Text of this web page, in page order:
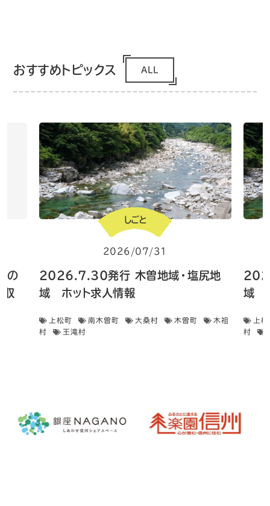
おすすめトピックス ALL
の
収
しごと
2026/07/31
2026.7.30発行 木曽地域・塩尻地
域 ホット求人情報
上松町 南木曽町 大桑村 木曽町
木祖
村
王滝村
域
上
村